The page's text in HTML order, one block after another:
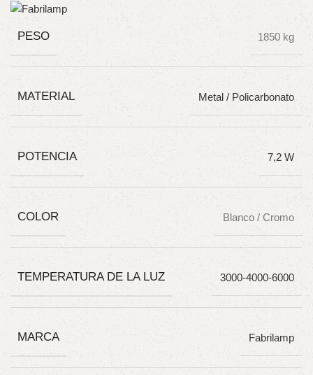
PESO 1850 kg
MATERIAL Metal / Policarbonato
POTENCIA 7,2 W
COLOR Blanco / Cromo
TEMPERATURA DE LA LUZ 3000-4000-6000
MARCA Fabrilamp